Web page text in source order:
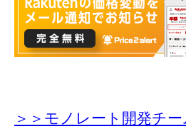
＞＞モノレート開発チ